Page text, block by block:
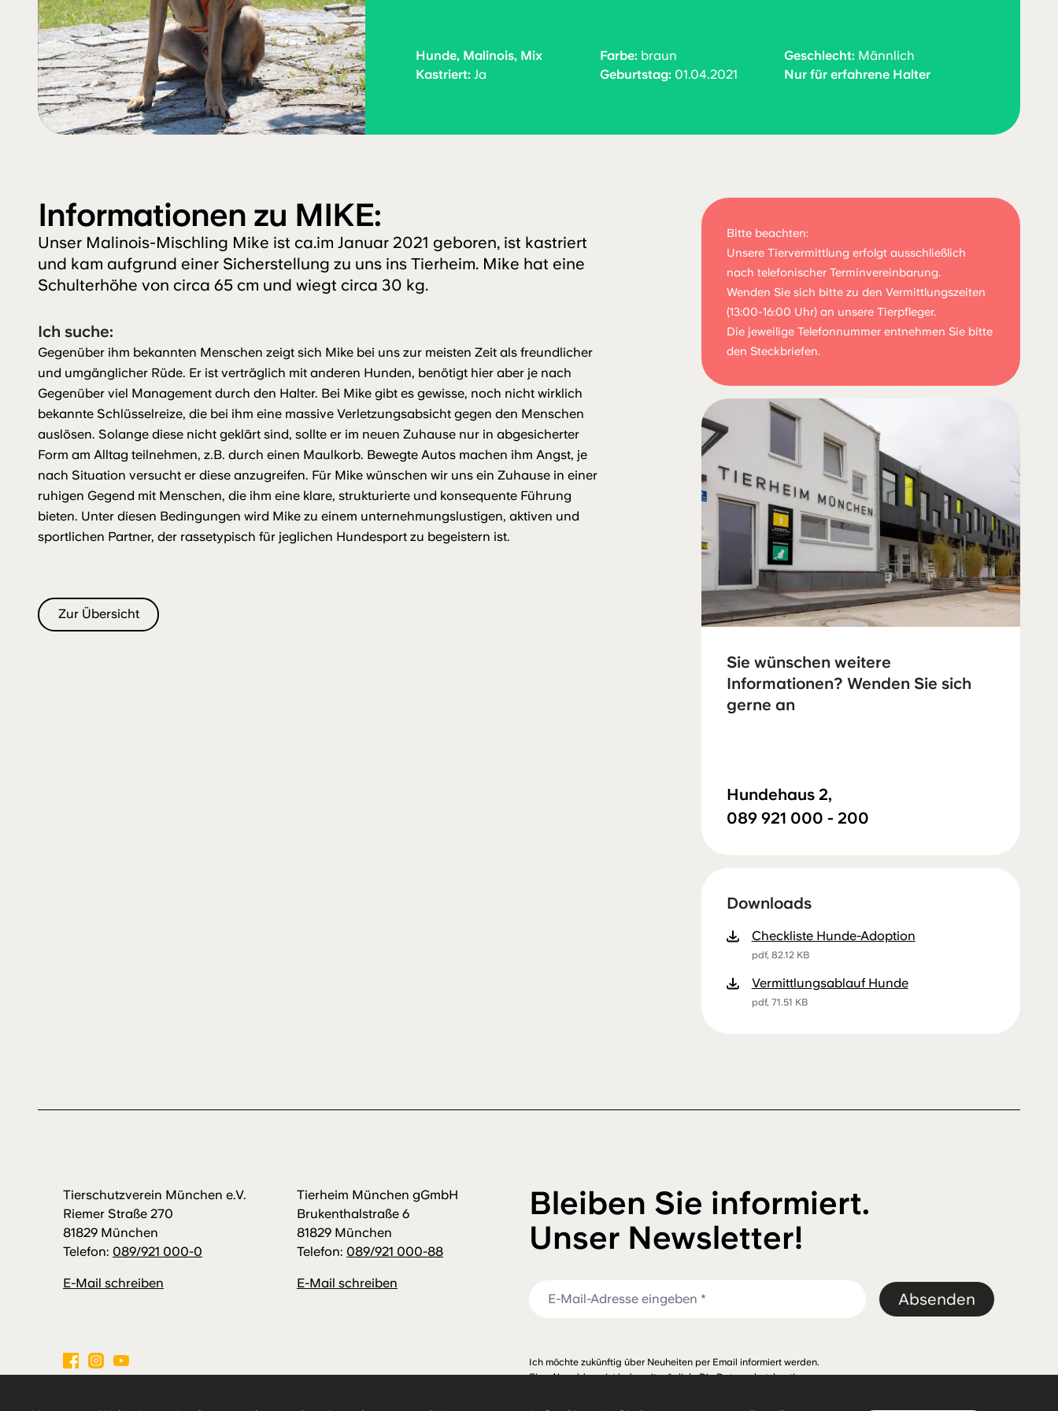
Hunde, Malinois, Mix Farbe: braun Geschlecht: Männlich
Kastriert: Ja Geburtstag: 01.04.2021 Nur für erfahrene Halter
Informationen zu MIKE:
Unser Malinois-Mischling Mike ist ca.im Januar 2021 geboren, ist kastriert
und kam aufgrund einer Sicherstellung zu uns ins Tierheim. Mike hat eine
Schulterhöhe von circa 65 cm und wiegt circa 30 kg.
Ich suche:
Gegenüber ihm bekannten Menschen zeigt sich Mike bei uns zur meisten Zeit als freundlicher
und umgänglicher Rüde. Er ist verträglich mit anderen Hunden, benötigt hier aber je nach
Gegenüber viel Management durch den Halter. Bei Mike gibt es gewisse, noch nicht wirklich
bekannte Schlüsselreize, die bei ihm eine massive Verletzungsabsicht gegen den Menschen
auslösen. Solange diese nicht geklärt sind, sollte er im neuen Zuhause nur in abgesicherter
Form am Alltag teilnehmen, z.B. durch einen Maulkorb. Bewegte Autos machen ihm Angst, je
nach Situation versucht er diese anzugreifen. Für Mike wünschen wir uns ein Zuhause in einer
ruhigen Gegend mit Menschen, die ihm eine klare, strukturierte und konsequente Führung
bieten. Unter diesen Bedingungen wird Mike zu einem unternehmungslustigen, aktiven und
sportlichen Partner, der rassetypisch für jeglichen Hundesport zu begeistern ist.
Zur Übersicht
Bitte beachten:
Unsere Tiervermittlung erfolgt ausschließlich
nach telefonischer Terminvereinbarung.
Wenden Sie sich bitte zu den Vermittlungszeiten
(13:00-16:00 Uhr) an unsere Tierpfleger.
Die jeweilige Telefonnummer entnehmen Sie bitte
den Steckbriefen.
Sie wünschen weitere
Informationen? Wenden Sie sich
gerne an
Hundehaus 2,
089 921 000 - 200
Downloads
Checkliste Hunde-Adoption
pdf, 82.12 KB
Vermittlungsablauf Hunde
pdf, 71.51 KB
Tierschutzverein München e.V.
Riemer Straße 270
81829 München
Telefon: 089/921 000-0
E-Mail schreiben
Tierheim München gGmbH
Brukenthalstraße 6
81829 München
Telefon: 089/921 000-88
E-Mail schreiben
Bleiben Sie informiert.
Unser Newsletter!
Absenden
Ich möchte zukünftig über Neuheiten per Email informiert werden.
Eine Abmeldung ist jederzeit möglich. DieDatenschutzbestimmungen